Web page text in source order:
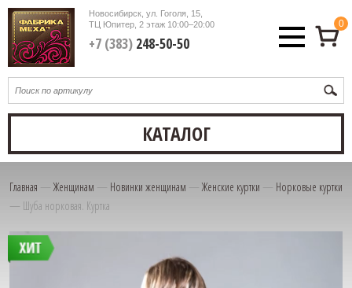
Новосибирск, ул. Гоголя, 15,
ТЦ Юпитер, 2 этаж10:00–20:00
+7 (383)248-50-50
0
КАТАЛОГ
Главная — Женщинам — Новинки женщинам — Женские куртки — Норковые куртки
— Шуба норковая. Куртка